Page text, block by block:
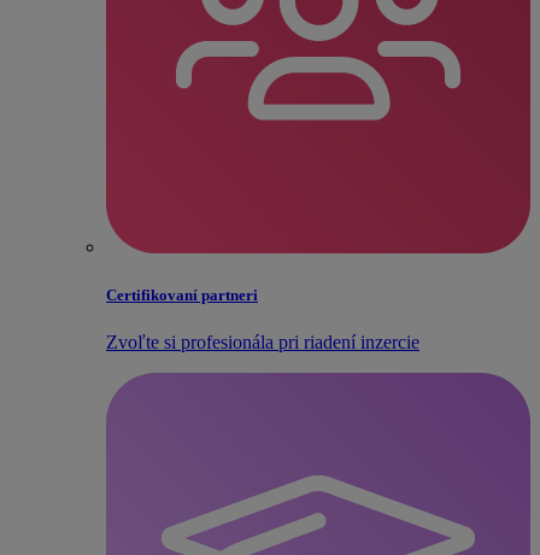
Certifikovaní partneri
Zvoľte si profesionála pri riadení inzercie